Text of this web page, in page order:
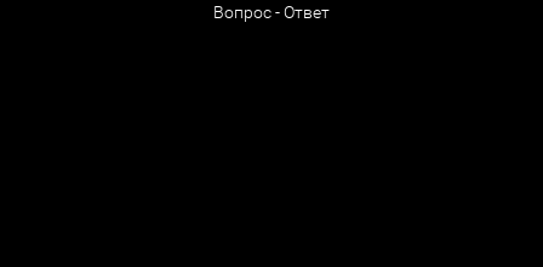
Вопрос - Ответ